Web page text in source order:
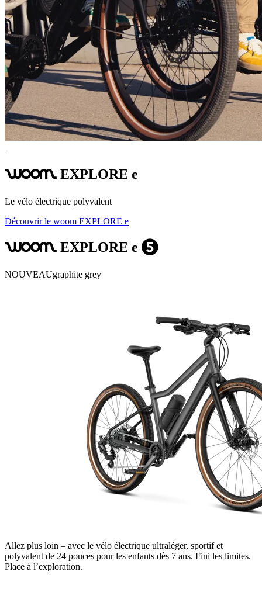
woom EXPLORE e
Le vélo électrique polyvalent
Découvrir le woom EXPLORE e
woom EXPLORE e 5
NOUVEAUgraphite grey
Allez plus loin – avec le vélo électrique ultraléger, sportif et
polyvalent de 24 pouces pour les enfants dès 7 ans. Fini les limites.
Place à l’exploration.